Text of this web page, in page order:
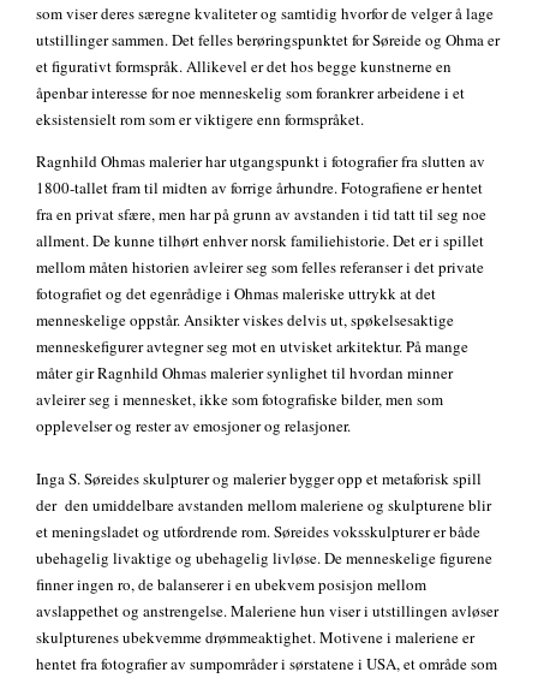
som viser deres særegne kvaliteter og samtidig hvorfor de velger å lage
utstillinger sammen. Det felles berøringspunktet for Søreide og Ohma er
et figurativt formspråk. Allikevel er det hos begge kunstnerne en
åpenbar interesse for noe menneskelig som forankrer arbeidene i et
eksistensielt rom som er viktigere enn formspråket.
Ragnhild Ohmas malerier har utgangspunkt i fotografier fra slutten av
1800-tallet fram til midten av forrige århundre. Fotografiene er hentet
fra en privat sfære, men har på grunn av avstanden i tid tatt til seg noe
allment. De kunne tilhørt enhver norsk familiehistorie. Det er i spillet
mellom måten historien avleirer seg som felles referanser i det private
fotografiet og det egenrådige i Ohmas maleriske uttrykk at det
menneskelige oppstår. Ansikter viskes delvis ut, spøkelsesaktige
menneskefigurer avtegner seg mot en utvisket arkitektur. På mange
måter gir Ragnhild Ohmas malerier synlighet til hvordan minner
avleirer seg i mennesket, ikke som fotografiske bilder, men som
opplevelser og rester av emosjoner og relasjoner.
Inga S. Søreides skulpturer og malerier bygger opp et metaforisk spill
der den umiddelbare avstanden mellom maleriene og skulpturene blir
et meningsladet og utfordrende rom. Søreides voksskulpturer er både
ubehagelig livaktige og ubehagelig livløse. De menneskelige figurene
finner ingen ro, de balanserer i en ubekvem posisjon mellom
avslappethet og anstrengelse. Maleriene hun viser i utstillingen avløser
skulpturenes ubekvemme drømmeaktighet. Motivene i maleriene er
hentet fra fotografier av sumpområder i sørstatene i USA, et område som